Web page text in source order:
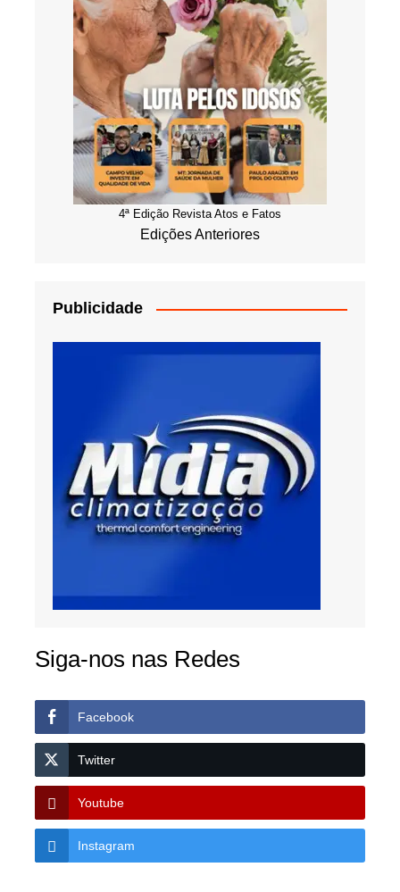
4ª Edição Revista Atos e Fatos
Edições Anteriores
Publicidade
Siga-nos nas Redes
Facebook
Twitter
Youtube
Instagram